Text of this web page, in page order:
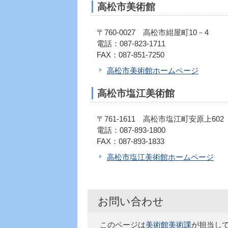
高松市美術館
〒760-0027 高松市紺屋町10－4
電話：087-823-1711
FAX：087-851-7250
高松市美術館ホームページ
高松市塩江美術館
〒761-1611 高松市塩江町安原上602
電話：087-893-1800
FAX：087-893-1833
高松市塩江美術館ホームページ
お問い合わせ
このページは美術館美術課が担当し